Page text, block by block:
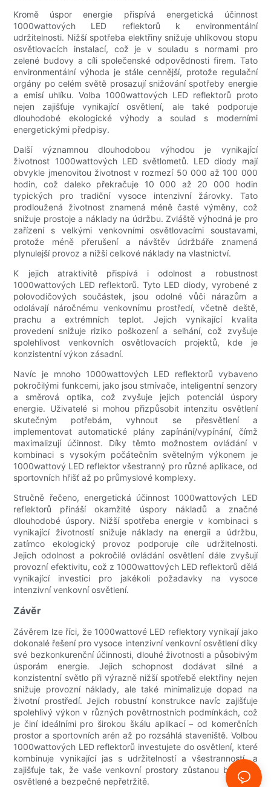
Kromě úspor energie přispívá energetická účinnost
1000wattových LED reflektorů k environmentální
udržitelnosti. Nižší spotřeba elektřiny snižuje uhlíkovou stopu
osvětlovacích instalací, což je v souladu s normami pro
zelené budovy a cíli společenské odpovědnosti firem. Tato
environmentální výhoda je stále cennější, protože regulační
orgány po celém světě prosazují snižování spotřeby energie
a emisí uhlíku. Volba 1000wattových LED reflektorů proto
nejen zajišťuje vynikající osvětlení, ale také podporuje
dlouhodobé ekologické výhody a soulad s moderními
energetickými předpisy.
Další významnou dlouhodobou výhodou je vynikající
životnost 1000wattových LED světlometů. LED diody mají
obvykle jmenovitou životnost v rozmezí 50 000 až 100 000
hodin, což daleko překračuje 10 000 až 20 000 hodin
typických pro tradiční vysoce intenzivní žárovky. Tato
prodloužená životnost znamená méně časté výměny, což
snižuje prostoje a náklady na údržbu. Zvláště výhodná je pro
zařízení s velkými venkovními osvětlovacími soustavami,
protože méně přerušení a návštěv údržbáře znamená
plynulejší provoz a nižší celkové náklady na vlastnictví.
K jejich atraktivitě přispívá i odolnost a robustnost
1000wattových LED reflektorů. Tyto LED diody, vyrobené z
polovodičových součástek, jsou odolné vůči nárazům a
odolávají náročnému venkovnímu prostředí, včetně deště,
prachu a extrémních teplot. Jejich vynikající kvalita
provedení snižuje riziko poškození a selhání, což zvyšuje
spolehlivost venkovních osvětlovacích projektů, kde je
konzistentní výkon zásadní.
Navíc je mnoho 1000wattových LED reflektorů vybaveno
pokročilými funkcemi, jako jsou stmívače, inteligentní senzory
a směrová optika, což zvyšuje jejich potenciál úspory
energie. Uživatelé si mohou přizpůsobit intenzitu osvětlení
skutečným potřebám, vyhnout se přesvětlení a
implementovat automatické plány zapínání/vypínání, čímž
maximalizují účinnost. Díky těmto možnostem ovládání v
kombinaci s vysokým počátečním světelným výkonem je
1000wattový LED reflektor všestranný pro různé aplikace, od
sportovních hřišť až po průmyslové komplexy.
Stručně řečeno, energetická účinnost 1000wattových LED
reflektorů přináší okamžité úspory nákladů a značné
dlouhodobé úspory. Nižší spotřeba energie v kombinaci s
vynikající životností snižuje náklady na energii a údržbu,
zatímco ekologický provoz podporuje cíle udržitelnosti.
Jejich odolnost a pokročilé ovládání osvětlení dále zvyšují
provozní efektivitu, což z 1000wattových LED reflektorů dělá
vynikající investici pro jakékoli požadavky na vysoce
intenzivní venkovní osvětlení.
Závěr
Závěrem lze říci, že 1000wattové LED reflektory vynikají jako
dokonalé řešení pro vysoce intenzivní venkovní osvětlení díky
své bezkonkurenční účinnosti, dlouhé životnosti a působivým
úsporám energie. Jejich schopnost dodávat silné a
konzistentní světlo při výrazně nižší spotřebě elektřiny nejen
snižuje provozní náklady, ale také minimalizuje dopad na
životní prostředí. Jejich robustní konstrukce navíc zajišťuje
spolehlivý výkon v různých povětrnostních podmínkách, což
je činí ideálními pro širokou škálu aplikací – od komerčních
prostor a sportovních arén až po rozsáhlá staveniště. Volbou
1000wattových LED reflektorů investujete do osvětlení, které
kombinuje vynikající jas s udržitelností a všestranností, a
zajišťuje tak, že vaše venkovní prostory zůstanou brilantně
osvětlené a bezpečné nepřetržitě.